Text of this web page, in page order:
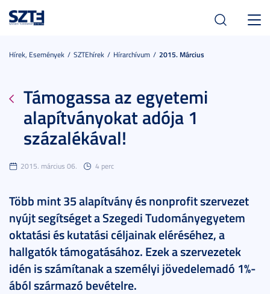
Hírek, Események SZTEhírek Hírarchívum 2015. Március
Támogassa az egyetemi
alapítványokat adója 1
százalékával!
2015. március 06. 4 perc
Több mint 35 alapítvány és nonprofit szervezet
nyújt segítséget a Szegedi Tudományegyetem
oktatási és kutatási céljainak eléréséhez, a
hallgatók támogatásához. Ezek a szervezetek
idén is számítanak a személyi jövedelemadó 1%-
ából származó bevételre.